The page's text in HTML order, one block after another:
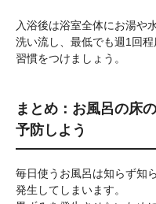
入浴後は浴室全体にお湯や
洗い流し、最低でも週1回
習慣をつけましょう。
まとめ：お風呂の床
予防しよう
毎日使うお風呂は知らず知
発生してしまいます。